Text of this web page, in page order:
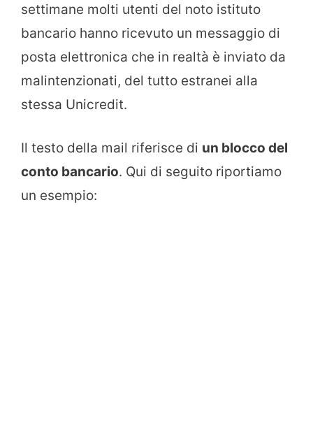
settimane molti utenti del noto istituto
bancario hanno ricevuto un messaggio di
posta elettronica che in realtà è inviato da
malintenzionati, del tutto estranei alla
stessa Unicredit.
Il testo della mail riferisce di un blocco del
conto bancario. Qui di seguito riportiamo
un esempio: